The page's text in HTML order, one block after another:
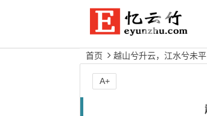
首页 越山兮升云，江水兮未
A+